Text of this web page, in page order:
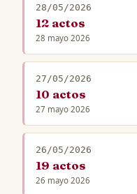
28/05/2026
12 actos
28 mayo 2026
27/05/2026
10 actos
27 mayo 2026
26/05/2026
19 actos
26 mayo 2026